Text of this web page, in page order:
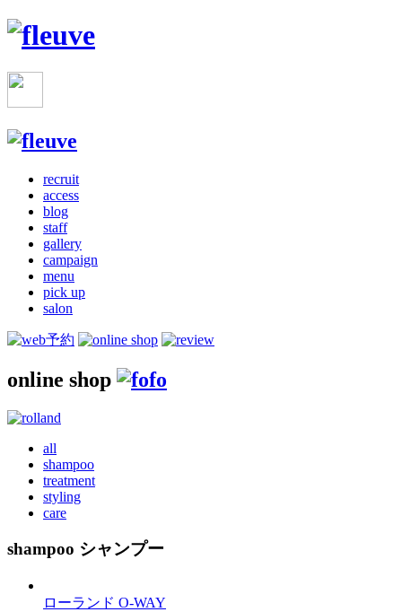
recruit
access
blog
staff
gallery
campaign
menu
pick up
salon
online shop
all
shampoo
treatment
styling
care
shampoo シャンプー
ローランド O-WAY